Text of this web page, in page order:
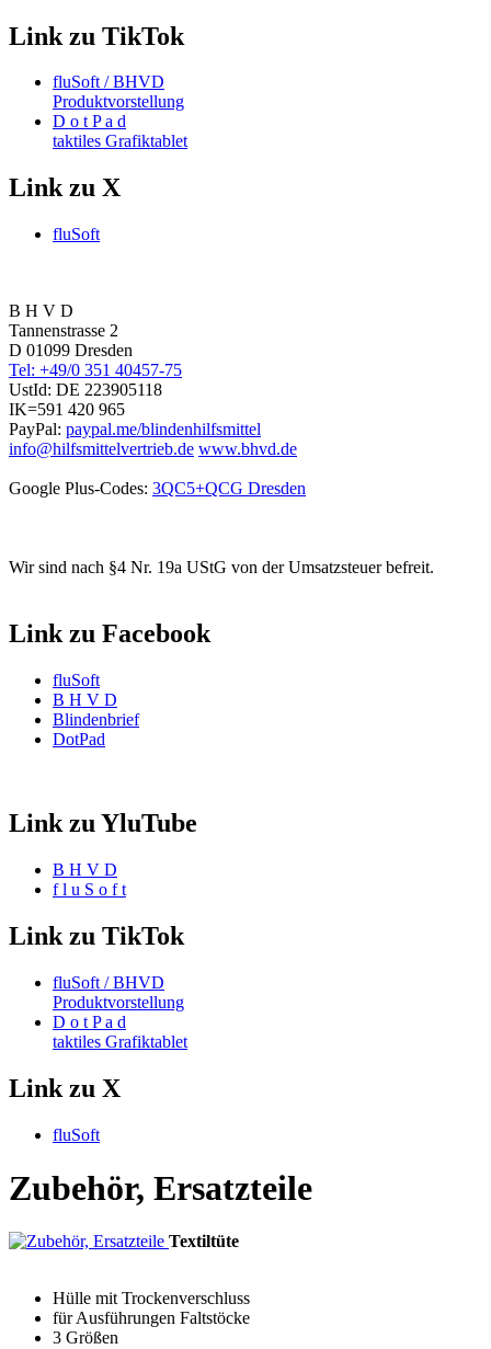
Link zu TikTok
fluSoft / BHVD
Produktvorstellung
D o t P a d
taktiles Grafiktablet
Link zu X
fluSoft
B H V D
Tannenstrasse 2
D 01099 Dresden
Tel: +49/0 351 40457-75
UstId: DE 223905118
IK=591 420 965
PayPal: paypal.me/blindenhilfsmittel
info@hilfsmittelvertrieb.de www.bhvd.de
Google Plus-Codes: 3QC5+QCG Dresden
Wir sind nach §4 Nr. 19a UStG von der Umsatzsteuer befreit.
Link zu Facebook
fluSoft
B H V D
Blindenbrief
DotPad
Link zu YluTube
B H V D
f l u S o f t
Link zu TikTok
fluSoft / BHVD
Produktvorstellung
D o t P a d
taktiles Grafiktablet
Link zu X
fluSoft
Zubehör, Ersatzteile
Textiltüte
Hülle mit Trockenverschluss
für Ausführungen Faltstöcke
3 Größen